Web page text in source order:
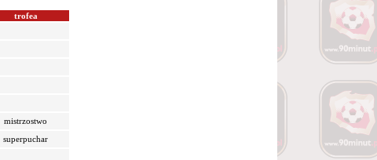
trofea
mistrzostwo
superpuchar